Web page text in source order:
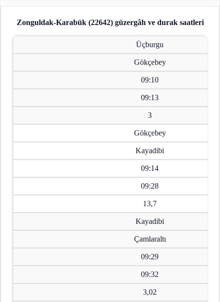
Zonguldak-Karabük (22642)güzergâh ve durak saatleri
Üçburgu
Gökçebey
09:10
09:13
3
Gökçebey
Kayadibi
09:14
09:28
13,7
Kayadibi
Çamlaraltı
09:29
09:32
3,02